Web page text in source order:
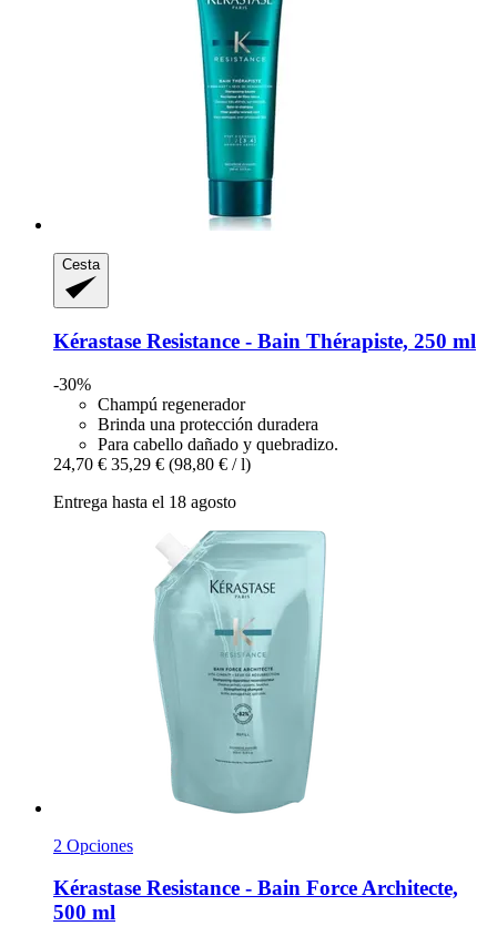
Cesta
Kérastase Resistance -​ Bain Thérapiste, 250 ml
-30%
Champú regenerador
Brinda una protección duradera
Para cabello dañado y quebradizo.
24,70 € 35,29 € (98,80 € / l)
Entrega hasta el 18 agosto
2 Opciones
Kérastase Resistance -​ Bain Force Architecte,
500 ml